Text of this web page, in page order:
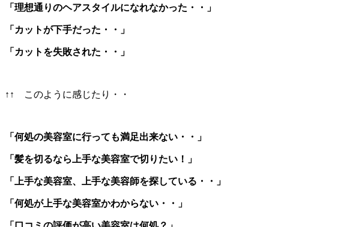
「理想通りのヘアスタイルになれなかった・・」
「カットが下手だった・・」
「カットを失敗された・・」
↑↑ このように感じたり・・
「何処の美容室に行っても満足出来ない・・」
「髪を切るなら上手な美容室で切りたい！」
「上手な美容室、上手な美容師を探している・・」
「何処が上手な美容室かわからない・・」